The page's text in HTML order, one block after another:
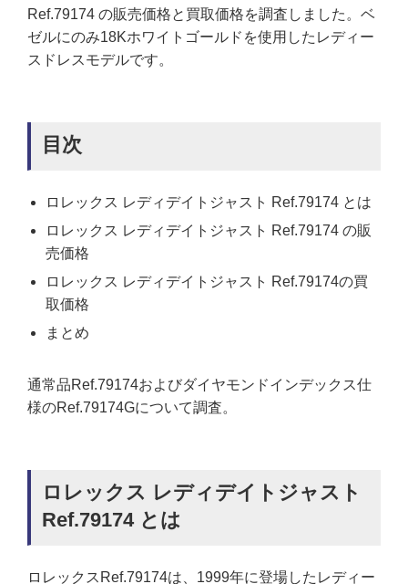
Ref.79174 の販売価格と買取価格を調査しました。ベ
ゼルにのみ18Kホワイトゴールドを使用したレディー
スドレスモデルです。
目次
ロレックス レディデイトジャスト Ref.79174 とは
ロレックス レディデイトジャスト Ref.79174 の販
売価格
ロレックス レディデイトジャスト Ref.79174の買
取価格
まとめ
通常品Ref.79174およびダイヤモンドインデックス仕
様のRef.79174Gについて調査。
ロレックス レディデイトジャスト
Ref.79174 とは
ロレックスRef.79174は、1999年に登場したレディー